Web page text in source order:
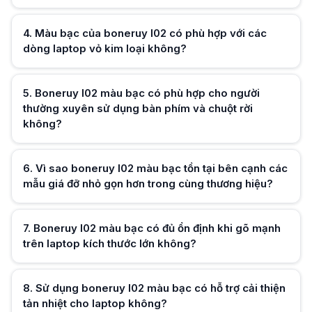
Boneruy l02 màu bạc phù hợp setup làm việc tại nhà hoặc văn phòng
Hữu ích (0)
Hữu ích (0)
4. Màu bạc của boneruy l02 có phù hợp với các
dòng laptop vỏ kim loại không?
5. Boneruy l02 màu bạc có phù hợp cho người
thường xuyên sử dụng bàn phím và chuột rời
không?
Hữu ích (0)
6. Vì sao boneruy l02 màu bạc tồn tại bên cạnh các
mẫu giá đỡ nhỏ gọn hơn trong cùng thương hiệu?
Hữu ích (0)
7. Boneruy l02 màu bạc có đủ ổn định khi gõ mạnh
trên laptop kích thước lớn không?
8. Sử dụng boneruy l02 màu bạc có hỗ trợ cải thiện
tản nhiệt cho laptop không?